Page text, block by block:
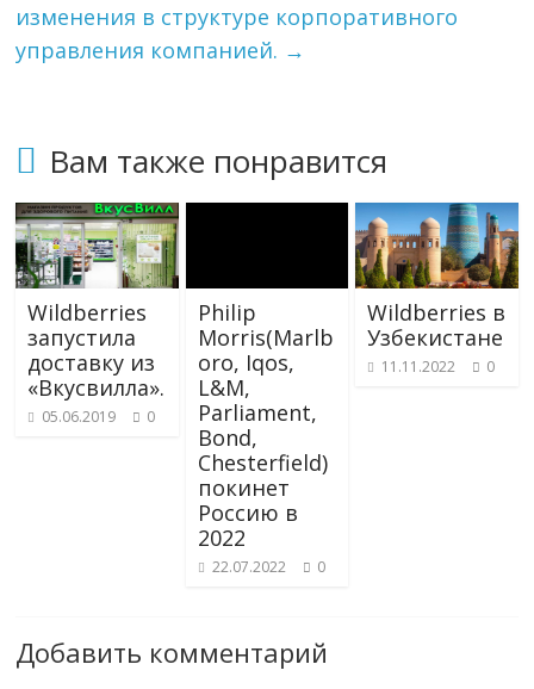
i
изменения в структуре корпоративного
управления компанией. →
Вам также понравится
Wildberries
запустила
доставку из
«Вкусвилла».
05.06.2019 0
Philip
Morris(Marlb
oro, Iqos,
L&M,
Parliament,
Bond,
Chesterfield)
покинет
Россию в
2022
22.07.2022 0
Wildberries в
Узбекистане
11.11.2022 0
Добавить комментарий